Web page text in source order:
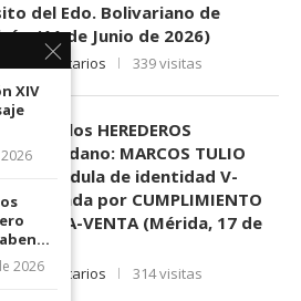
del Edo. Bolivariano de
(11 de Junio de 2026)
0 comentarios 339 visitas
A los HEREDEROS
del ciudadano: MARCOS TULIO
) cédula de identidad V-
por CUMPLIMIENTO
COMPRA-VENTA (Mérida, 17 de
0 comentarios 314 visitas
XIV
2026